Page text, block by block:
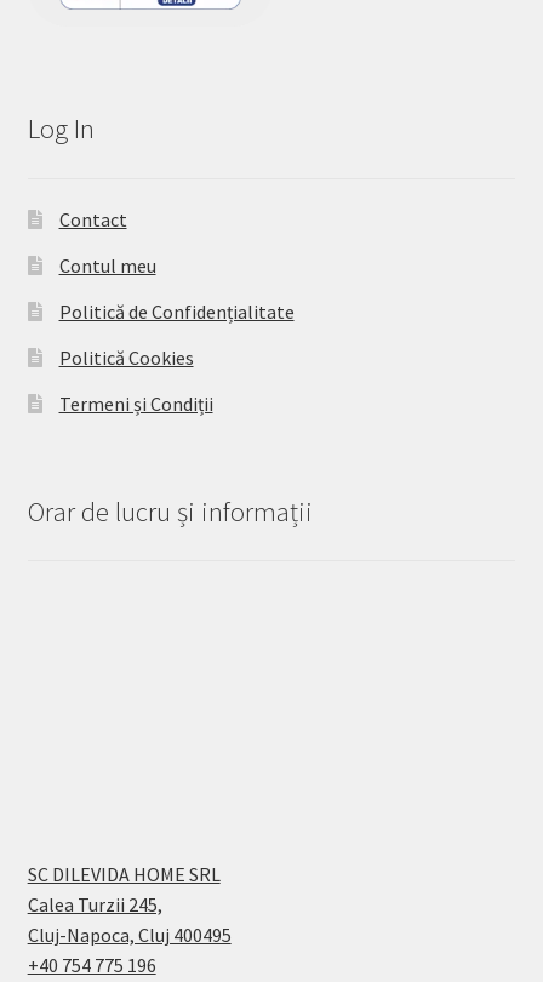
Log In
Contact
Contul meu
Politică de Confidențialitate
Politică Cookies
Termeni și Condiții
Orar de lucru și informații
SC DILEVIDA HOME SRL
Calea Turzii 245,
Cluj-Napoca, Cluj 400495
+40 754 775 196